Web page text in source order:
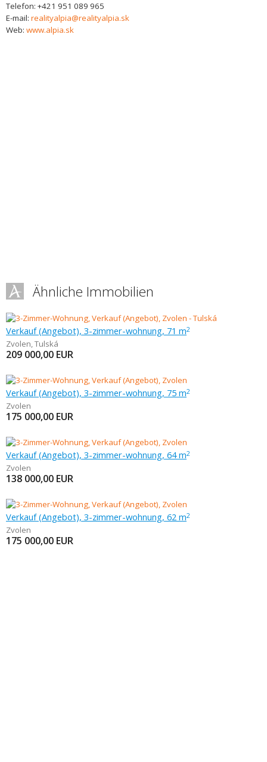
Telefon: +421 951 089 965
E-mail: realityalpia@realityalpia.sk
Web: www.alpia.sk
Ähnliche Immobilien
Verkauf (Angebot), 3-zimmer-wohnung, 71 m2
Zvolen,Tulská
209 000,00 EUR
Verkauf (Angebot), 3-zimmer-wohnung, 75 m2
Zvolen
175 000,00 EUR
Verkauf (Angebot), 3-zimmer-wohnung, 64 m2
Zvolen
138 000,00 EUR
Verkauf (Angebot), 3-zimmer-wohnung, 62 m2
Zvolen
175 000,00 EUR